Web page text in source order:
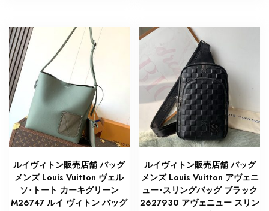
ルイヴィトン販売店舗 バッグ
メンズ Louis Vuitton ヴェル
ソ･トート カーキグリーン
M26747 ルイ ヴィトン バッグ
ルイヴィトン販売店舗 バッグ
メンズ Louis Vuitton アヴェニ
ュー･スリングバッグ ブラック
2627930 アヴェニュー スリン